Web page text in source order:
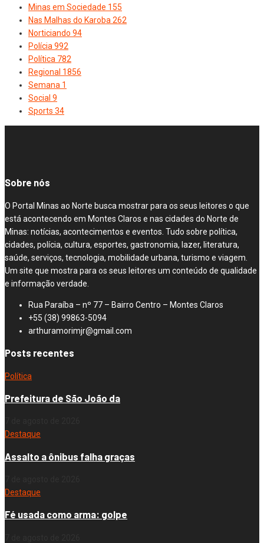
Minas em Sociedade 155
Nas Malhas do Karoba 262
Norticiando 94
Polícia 992
Política 782
Regional 1856
Semana 1
Social 9
Sports 34
Sobre nós
O Portal Minas ao Norte busca mostrar para os seus leitores o que
está acontecendo em Montes Claros e nas cidades do Norte de
Minas: notícias, acontecimentos e eventos. Tudo sobre política,
cidades, polícia, cultura, esportes, gastronomia, lazer, literatura,
saúde, serviços, tecnologia, mobilidade urbana, turismo e viagem.
Um site que mostra para os seus leitores um conteúdo de qualidade
e informação verdade.
Rua Paraíba – nº 77 – Bairro Centro – Montes Claros
+55 (38) 99863-5094
arthuramorimjr@gmail.com
Posts recentes
Política
Prefeitura de São João da
Destaque
Assalto a ônibus falha graças
Destaque
Fé usada como arma: golpe